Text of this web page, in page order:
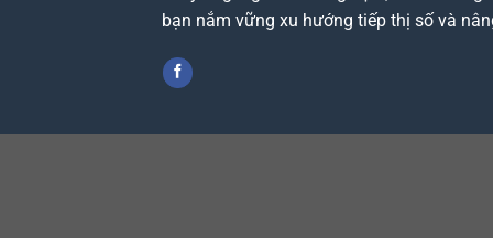
bạn nắm vững xu hướng tiếp thị số và